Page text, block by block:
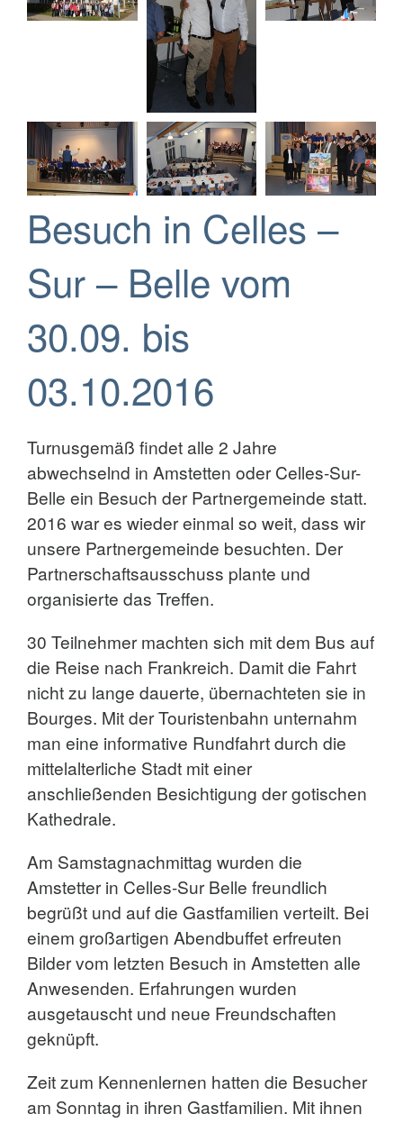
Besuch in Celles –
Sur – Belle vom
30.09. bis
03.10.2016
Turnusgemäß findet alle 2 Jahre
abwechselnd in Amstetten oder Celles-Sur-
Belle ein Besuch der Partnergemeinde statt.
2016 war es wieder einmal so weit, dass wir
unsere Partnergemeinde besuchten. Der
Partnerschaftsausschuss plante und
organisierte das Treffen.
30 Teilnehmer machten sich mit dem Bus auf
die Reise nach Frankreich. Damit die Fahrt
nicht zu lange dauerte, übernachteten sie in
Bourges. Mit der Touristenbahn unternahm
man eine informative Rundfahrt durch die
mittelalterliche Stadt mit einer
anschließenden Besichtigung der gotischen
Kathedrale.
Am Samstagnachmittag wurden die
Amstetter in Celles-Sur Belle freundlich
begrüßt und auf die Gastfamilien verteilt. Bei
einem großartigen Abendbuffet erfreuten
Bilder vom letzten Besuch in Amstetten alle
Anwesenden. Erfahrungen wurden
ausgetauscht und neue Freundschaften
geknüpft.
Zeit zum Kennenlernen hatten die Besucher
am Sonntag in ihren Gastfamilien. Mit ihnen